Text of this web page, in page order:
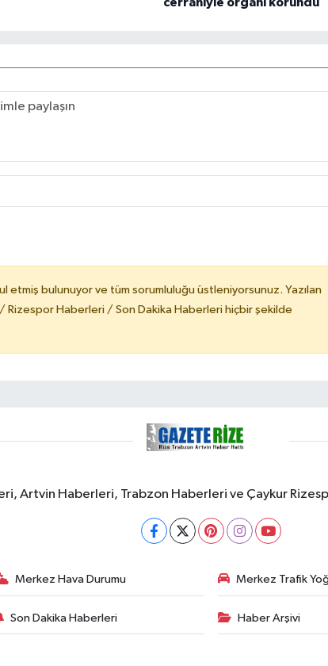
etmiş bulunuyor ve tüm sorumluluğu üstleniyorsunuz. Yazılan
Haberleri / Son Dakika Haberleri hiçbir şekilde
Artvin Haberleri, Trabzon Haberleri ve Çaykur
Merkez Hava Durumu Merkez Trafik
Son Dakika Haberleri Haber Arşivi